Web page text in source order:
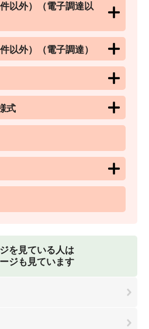
以外）（電子調達以
以外）（電子調達）
式
を見ている人は
ジも見ています